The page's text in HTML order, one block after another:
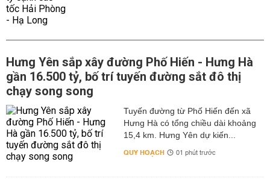
Hưng Yên sắp xây đường Phố Hiến - Hưng Hà
gần 16.500 tỷ, bố trí tuyến đường sắt đô thị
chạy song song
Tuyến đường từ Phố Hiến đến xã
Hưng Hà có tổng chiều dài khoảng
15,4 km. Hưng Yên dự kiến...
QUY HOẠCH 01 phút trước